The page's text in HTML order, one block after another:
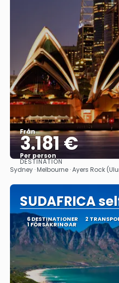
Från
3.181 €
Per person
Se
DESTINATION
Sydney · Melbourne · Ayers Rock
SUDAFRICA
6 DESTINATIONER 2
1 FÖRSÄKRINGAR